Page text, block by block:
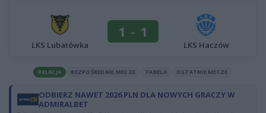
LKS Lubatówka
1 - 1
LKS Haczów
RELACJA BEZPOŚREDNIE MECZE TABELA OSTATNIE MECZE
ODBIERZ NAWET 2026 PLN DLA NOWYCH GRACZY W
ADMIRALBET